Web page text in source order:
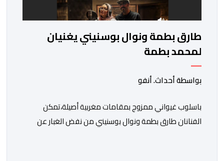
طارق بطمة ونوال بوسنيني يغنيان
لمحمد بطمة
بواسطة أحداث. أنفو
باسلوب غيواني ممزوج بمقامات مغربية أصيلة،تمكن
الفنانان طارق بطمة ونوال بوسنيني من نفض الغبار عن